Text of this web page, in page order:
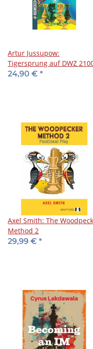
Artur Jussupow:
Tigersprung auf DWZ
Band 2
24,90 € *
Axel Smith: The
Method 2
29,99 € *